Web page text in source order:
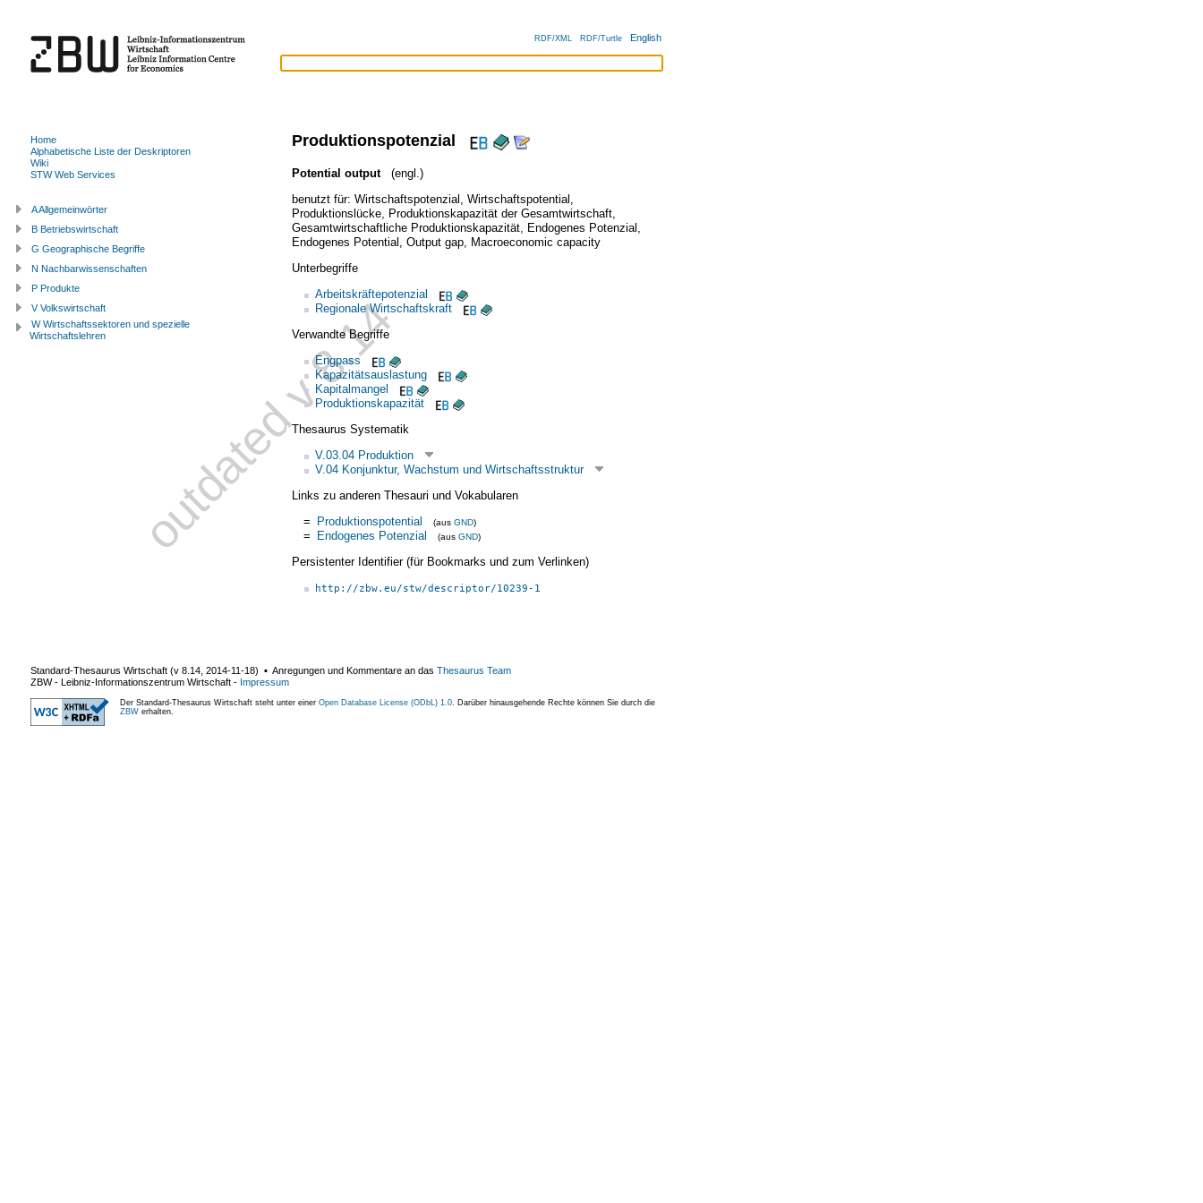
RDF/XML RDF/Turtle English
Produktionspotenzial
Potential output
(engl.)
benutzt für: Wirtschaftspotenzial Wirtschaftspotential
Produktionslücke, Produktionskapazität der Gesamtwirtschaft,
Gesamtwirtschaftliche Produktionskapazität, Endogenes Potenzial
Endogenes Potential Output gap, Macroeconomic capacity
Unterbegriffe
Arbeitskräftepotenzial
Regionale Wirtschaftskraft
Verwandte Begriffe
Engpass
Kapazitätsauslastung
Kapitalmangel
Produktionskapazität
Thesaurus Systematik
V.03.04 Produktion
V.04 Konjunktur, Wachstum und Wirtschaftsstruktur
Links zu anderen Thesauri und Vokabularen
= Produktionspotential (aus GND)
= Endogenes Potenzial (aus GND)
Persistenter Identifier (für Bookmarks und zum Verlinken)
http://zbw.eu/stw/descriptor/10239-1
Home
Alphabetische Liste der Deskriptoren
Wiki
STW Web Services
A Allgemeinwörter
B Betriebswirtschaft
G Geographische Begriffe
N Nachbarwissenschaften
P Produkte
V Volkswirtschaft
W Wirtschaftssektoren und spezielle
Wirtschaftslehren
Standard-Thesaurus Wirtschaft (v 8.14 2014-11-18) ▪ Anregungen und Kommentare an das Thesaurus Team
ZBW - Leibniz-Informationszentrum Wirtschaft - Impressum
Der Standard-Thesaurus Wirtschaft steht unter einer Open Database License (ODbL) 1.0 . Darüber hinausgehende Rechte können Sie durch die
ZBW erhalten.